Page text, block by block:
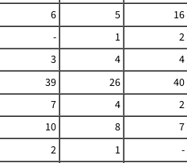
6 5 16
- 1 2
3 4 4
39 26 40
7 4 2
10 8 7
2 1 -